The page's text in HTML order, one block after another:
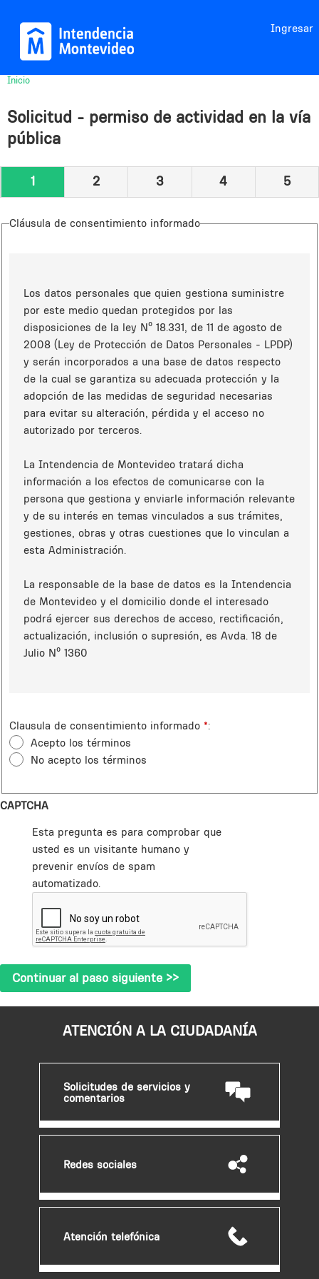
Ingresar
está
aquí
Inicio
Solicitud - permiso de actividad en la vía
pública
1 2 3 4 5
Cláusula de consentimiento informado
Los datos personales que quien gestiona suministre
por este medio quedan protegidos por las
disposiciones de la ley Nº 18.331, de 11 de agosto de
2008 (Ley de Protección de Datos Personales - LPDP)
y serán incorporados a una base de datos respecto
de la cual se garantiza su adecuada protección y la
adopción de las medidas de seguridad necesarias
para evitar su alteración, pérdida y el acceso no
autorizado por terceros.
La Intendencia de Montevideo tratará dicha
información a los efectos de comunicarse con la
persona que gestiona y enviarle información relevante
y de su interés en temas vinculados a sus trámites,
gestiones, obras y otras cuestiones que lo vinculan a
esta Administración.
La responsable de la base de datos es la Intendencia
de Montevideo y el domicilio donde el interesado
podrá ejercer sus derechos de acceso, rectificación,
actualización, inclusión o supresión, es Avda. 18 de
Julio Nº 1360
Clausula de consentimiento informado *
Acepto los términos
No acepto los términos
CAPTCHA
Esta pregunta es para comprobar que
usted es un visitante humano y
prevenir envíos de spam
automatizado.
ATENCIÓN A LA CIUDADANÍA
Solicitudes de servicios y
comentarios
Redes sociales
Atención telefónica